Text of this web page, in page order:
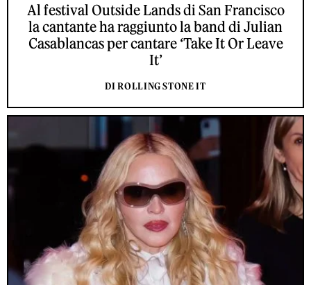
Al festival Outside Lands di San Francisco
la cantante ha raggiunto la band di Julian
Casablancas per cantare ‘Take It Or Leave
It’
DI ROLLING STONE IT